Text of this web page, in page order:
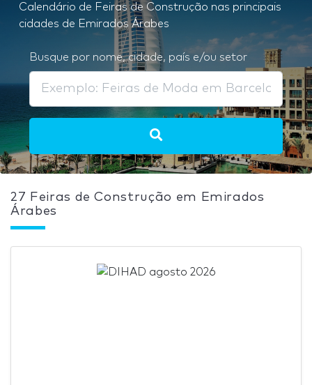
Calendário de Feiras de Construção nas principais
cidades de Emirados Árabes
Busque por nome, cidade, país e/ou setor
27 Feiras de Construção em Emirados
Árabes